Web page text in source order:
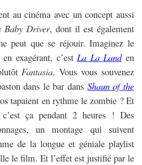
au cinéma avec un concept aussi
Baby Driver, dont il est également
peut que se réjouir. Imaginez le
en exagérant, c’estLa La Landen
Fantasia. Vous vous souvenez
dans le bar dans Shaun of the
tapaient en rythme le zombie ? Et
c’est ça pendant 2 heures ! Des
un montage qui suivent
de la longue et géniale playlist
le film. Et l’effet est justifié par le